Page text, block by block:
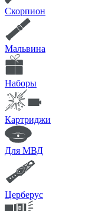
Скорпион
Мальвина
Наборы
Картриджи
Для МВД
Церберус